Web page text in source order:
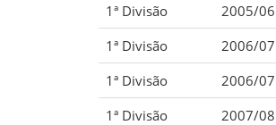
1ª Divisão
2005/06
1ª Divisão
2006/07
1ª Divisão
2006/07
1ª Divisão
2007/08